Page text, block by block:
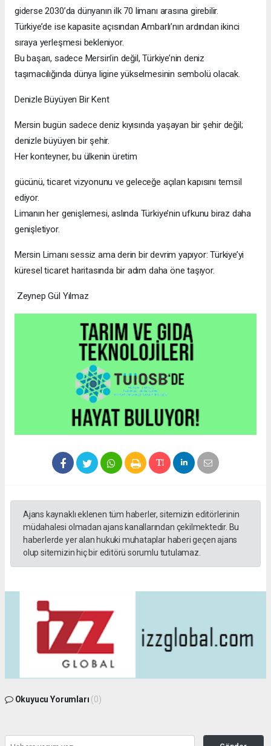
giderse 2030’da dünyanın ilk 70 limanı arasına girebilir.
Türkiye’de ise kapasite açısından Ambarlı’nın ardından ikinci
sıraya yerleşmesi bekleniyor.
Bu başarı, sadece Mersin’in değil, Türkiye’nin deniz
taşımacılığında dünya ligine yükselmesinin sembolü olacak.
Denizle Büyüyen Bir Kent
Mersin bugün sadece deniz kıyısında yaşayan bir şehir değil;
denizle büyüyen bir şehir.
Her konteyner, bu ülkenin üretim
gücünü, ticaret vizyonunu ve geleceğe açılan kapısını temsil
ediyor.
Limanın her genişlemesi, aslında Türkiye’nin ufkunu biraz daha
genişletiyor.
Mersin Limanı sessiz ama derin bir devrim yapıyor: Türkiye’yi
küresel ticaret haritasında bir adım daha öne taşıyor.
Zeynep Gül Yılmaz
Ajans kaynaklı eklenen tüm haberler, sitemizin editörlerinin
müdahalesi olmadan ajans kanallarından çekilmektedir. Bu
haberlerde yer alan hukuki muhataplar haberi geçen ajans
olup sitemizin hiç bir editörü sorumlu tutulamaz.
Okuyucu Yorumları (0)